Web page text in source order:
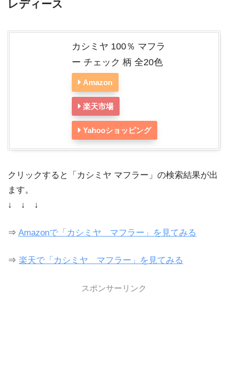
レディース
カシミヤ 100％ マフラ
ー チェック 柄 全20色
Amazon
楽天市場
Yahooショッピング
クリックすると「カシミヤ マフラー」の検索結果が出
ます。
↓ ↓ ↓
⇒ Amazonで「カシミヤ マフラー」を見てみる
⇒ 楽天で「カシミヤ マフラー」を見てみる
スポンサーリンク